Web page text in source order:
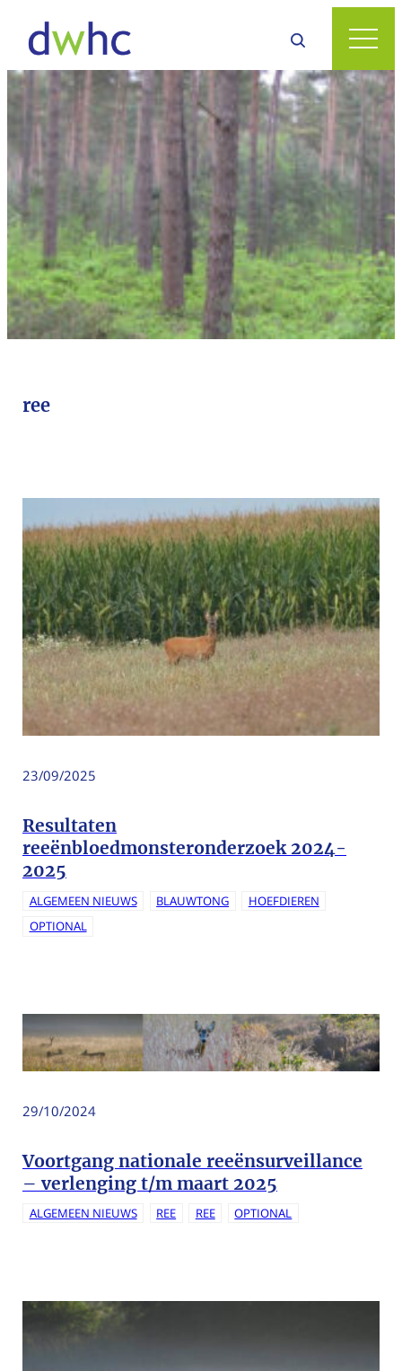
ree
23/09/2025
Resultaten
reeënbloedmonsteronderzoek 2024-
2025
ALGEMEEN NIEUWS BLAUWTONG
HOEFDIEREN
OPTIONAL
29/10/2024
Voortgang nationale reeënsurveillance
– verlenging t/m maart 2025
ALGEMEEN NIEUWS REE REE OPTIONAL